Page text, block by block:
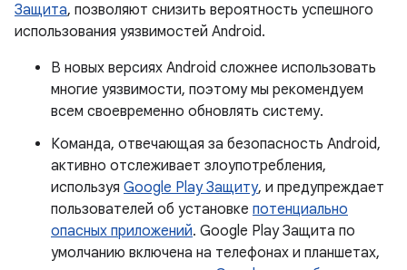
Защита, позволяют снизить вероятность успешного
использования уязвимостей Android.
В новых версиях Android сложнее использовать
многие уязвимости, поэтому мы рекомендуем
всем своевременно обновлять систему.
Команда, отвечающая за безопасность Android,
активно отслеживает злоупотребления,
используя Google Play Защиту, и предупреждает
пользователей об установке потенциально
опасных приложений. Google Play Защита по
умолчанию включена на телефонах и планшетах,